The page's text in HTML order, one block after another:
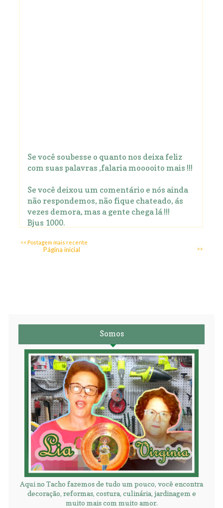
Se você soubesse o quanto nos deixa feliz
com suas palavras ,falaria mooooito mais !!!
Se você deixou um comentário e nós ainda
não respondemos, não fique chateado, ás
vezes demora, mas a gente chega lá !!!
Bjus 1000.
<< Postagem mais recente
>>
Página inicial
Somos
Aqui no Tacho fazemos de tudo um pouco, você encontra
decoração, reformas, costura, culinária, jardinagem e
muito mais com muito amor.